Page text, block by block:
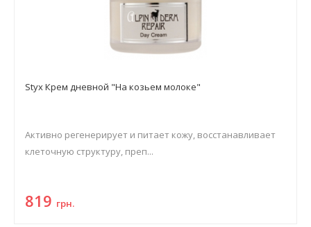
Styx Крем дневной "На козьем молоке"
Активно регенерирует и питает кожу, восстанавливает
клеточную структуру, преп...
819 грн.